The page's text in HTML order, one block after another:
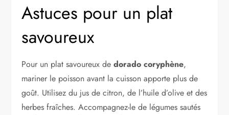
Astuces pour un plat
savoureux
Pour un plat savoureux dedorado coryphène,
mariner le poisson avant la cuisson apporte plus de
goût. Utilisez du jus de citron, de l’huile d’olive et des
herbes fraîches. Accompagnez-le de légumes sautés